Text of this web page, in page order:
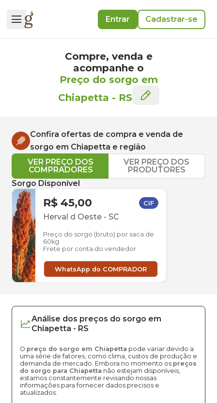
Entrar Cadastrar-se
Compre, venda e
acompanhe o
Preço do sorgo em
Chiapetta - RS
Confira ofertas de compra e venda de
sorgo em Chiapetta e região
VER PREÇO DOS
COMPRADORES
VER PREÇO DOS
PRODUTORES
Sorgo Disponível
R$ 45,00 CIF
Herval d Oeste - SC
Preço do sorgo (bruto) por saca de
60kg
Frete por conta do vendedor
WhatsApp do COMPRADOR
Análise dos preços do sorgo em
Chiapetta - RS
O preço do sorgo em Chiapetta pode variar devido a
uma série de fatores, como clima, custos de produção e
demanda de mercado. Embora no momento os preços
do sorgo para Chiapetta não estejam disponíveis,
estamos constantemente revisando nossas
informações para fornecer dados precisos e
atualizados.